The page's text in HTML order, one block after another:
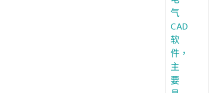
气
CAD
软
件，
主
要